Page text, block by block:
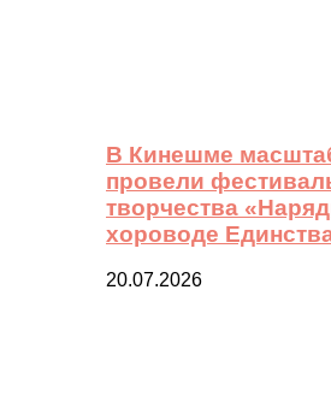
В Кинешме
провели
творчества
хороводе
20.07.2026